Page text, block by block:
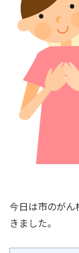
今日は市のがん
きました。